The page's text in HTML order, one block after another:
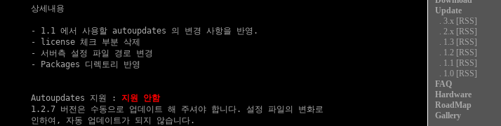
Update
. 3.x [RSS]
. 2.x [RSS]
. 1.3 [RSS]
. 1.2 [RSS]
. 1.1 [RSS]
. 1.0 [RSS]
FAQ
Hardware
RoadMap
Gallery
상세내용
- 1.1 에서 사용할 autoupdates 의 변경 사항을 반영.
- license 체크 부분 삭제
- 서버측 설정 파일 경로 변경
- Packages 디렉토리 반영
Autoupdates 지원 : 지원 안함
1.2.7 버전은 수동으로 업데이트 해 주셔야 합니다. 설정 파일의 변화로
인하여, 자동 업데이트가 되지 않습니다.